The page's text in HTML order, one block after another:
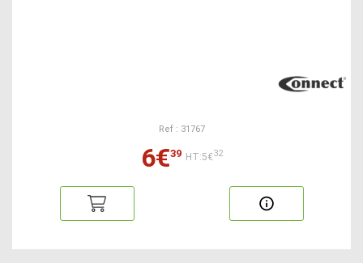
Ref : 31767
6€39 HT:5€32